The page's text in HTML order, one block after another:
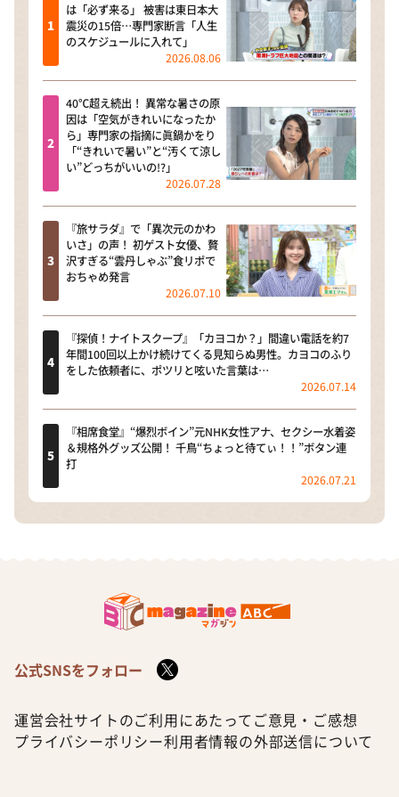
は「必ず来る」 被害は東日本大
震災の15倍…専門家断言「人生
のスケジュールに入れて」
2026.08.06
40℃超え続出！ 異常な暑さの原
因は「空気がきれいになったか
ら」専門家の指摘に眞鍋かをり
「“きれいで暑い”と“汚くて涼し
い”どっちがいいの!?」
2026.07.28
『旅サラダ』で「異次元のかわ
いさ」の声！ 初ゲスト女優、贅
沢すぎる“雲丹しゃぶ”食リポで
おちゃめ発言
2026.07.10
『探偵！ナイトスクープ』「カヨコか？」間違い電話を約7
年間100回以上かけ続けてくる見知らぬ男性。カヨコのふり
をした依頼者に、ポツリと呟いた言葉は…
2026.07.14
『相席食堂』“爆烈ボイン”元NHK女性アナ、セクシー水着姿
＆規格外グッズ公開！ 千鳥“ちょっと待てぃ！！”ボタン連
打
2026.07.21
公式SNSをフォロー
運営会社サイトのご利用にあたって ご意見・ご感想
プライバシーポリシー利用者情報の外部送信について